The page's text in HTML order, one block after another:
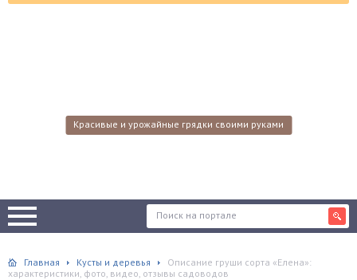
Красивые и урожайные грядки своими руками
Главная Кусты и деревья
Описание груши сорта «Елена»:
характеристики, фото, видео, отзывы садоводов